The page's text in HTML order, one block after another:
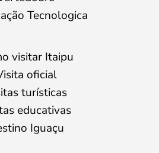
Tecnologica
visitar Itaipu
oficial
turísticas
educativas
Iguaçu